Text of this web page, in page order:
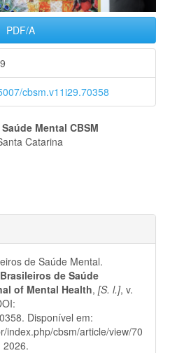
PDF/A
cbsm.v11i29.70358
Mental CBSM
Catarina
de Saúde Mental.
de Saúde
of Mental Health, [S. l.], v.
Disponível em:
index.php/cbsm/article/view/70
2026.